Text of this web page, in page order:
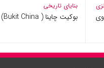
بنایای تاریخی
بوکیت چاینا ( Bukit China) – ملاکا